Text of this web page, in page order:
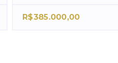
R$385.000,00